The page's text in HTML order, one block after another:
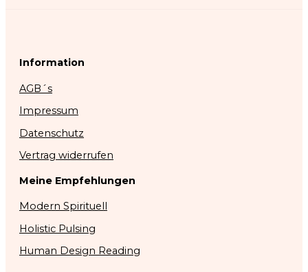
Information
AGB´s
Impressum
Datenschutz
Vertrag widerrufen
Meine Empfehlungen
Modern Spirituell
Holistic Pulsing
Human Design Reading